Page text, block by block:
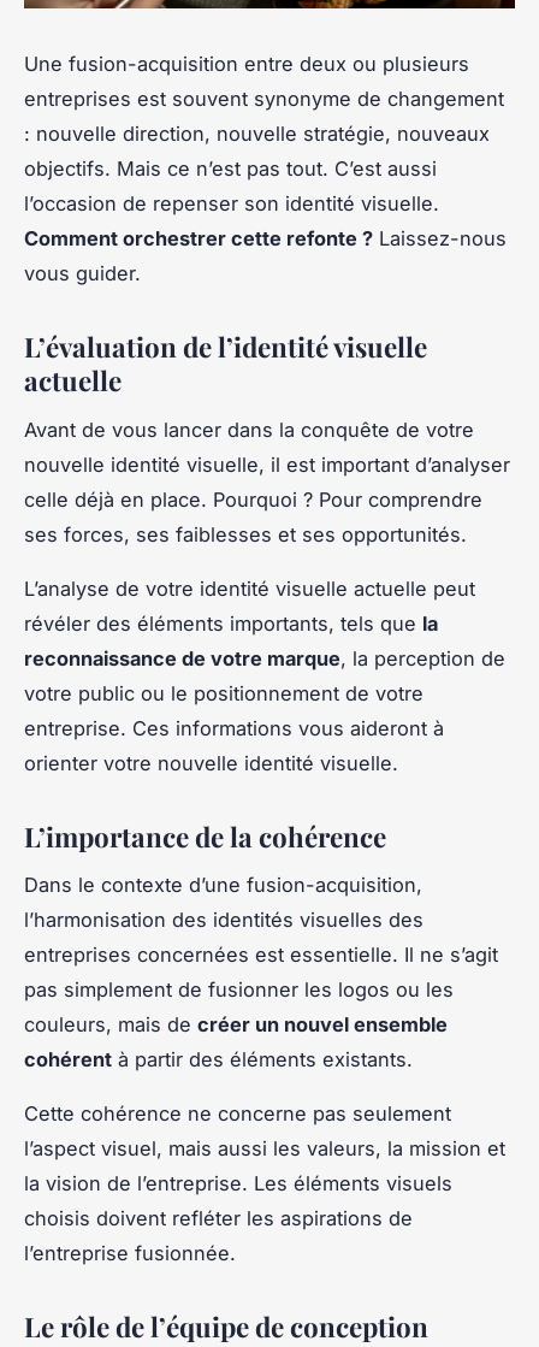
Une fusion-acquisition entre deux ou plusieurs
entreprises est souvent synonyme de changement
: nouvelle direction, nouvelle stratégie, nouveaux
objectifs. Mais ce n’est pas tout. C’est aussi
l’occasion de repenser son identité visuelle.
Comment orchestrer cette refonte ? Laissez-nous
vous guider.
L’évaluation de l’identité visuelle
actuelle
Avant de vous lancer dans la conquête de votre
nouvelle identité visuelle, il est important d’analyser
celle déjà en place. Pourquoi ? Pour comprendre
ses forces, ses faiblesses et ses opportunités.
L’analyse de votre identité visuelle actuelle peut
révéler des éléments importants, tels que la
reconnaissance de votre marque, la perception de
votre public ou le positionnement de votre
entreprise. Ces informations vous aideront à
orienter votre nouvelle identité visuelle.
L’importance de la cohérence
Dans le contexte d’une fusion-acquisition,
l’harmonisation des identités visuelles des
entreprises concernées est essentielle. Il ne s’agit
pas simplement de fusionner les logos ou les
couleurs, mais de créer un nouvel ensemble
cohérent à partir des éléments existants.
Cette cohérence ne concerne pas seulement
l’aspect visuel, mais aussi les valeurs, la mission et
la vision de l’entreprise. Les éléments visuels
choisis doivent refléter les aspirations de
l’entreprise fusionnée.
Le rôle de l’équipe de conception